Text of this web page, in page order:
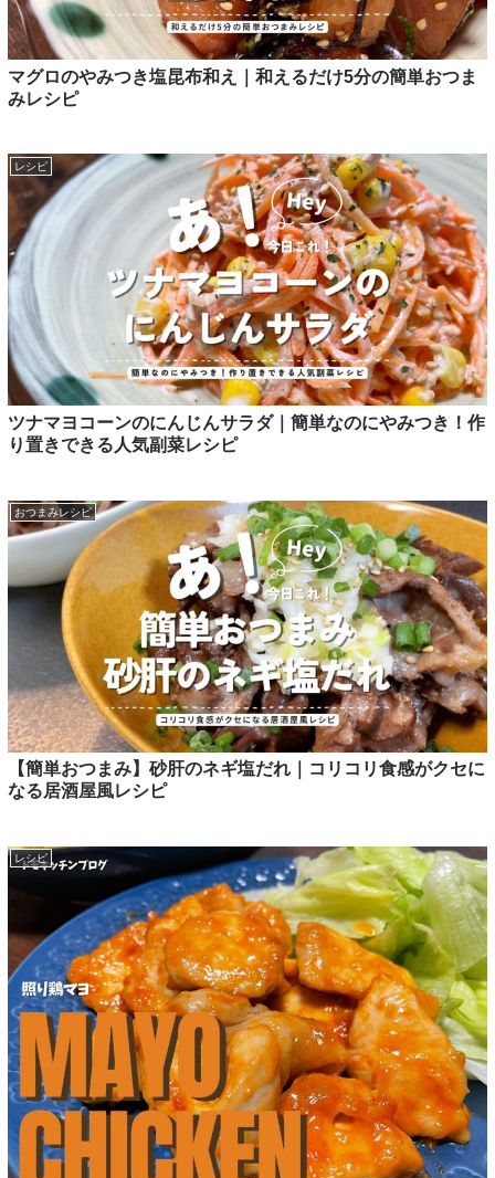
マグロのやみつき塩昆布和え｜和えるだけ5分の簡単おつま
みレシピ
レシピ
ツナマヨコーンのにんじんサラダ｜簡単なのにやみつき！作
り置きできる人気副菜レシピ
おつまみレシピ
【簡単おつまみ】砂肝のネギ塩だれ｜コリコリ食感がクセに
なる居酒屋風レシピ
レシピ